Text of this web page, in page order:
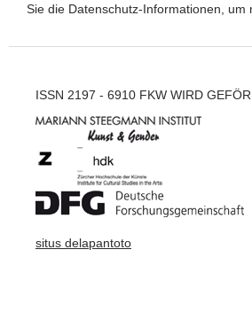
Sie die Datenschutz-Informationen ,
ISSN 2197 - 6910 FKW WIRD
situs delapantoto